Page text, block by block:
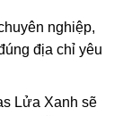
nghiệp,
địa chỉ yêu
Lửa Xanh sẽ